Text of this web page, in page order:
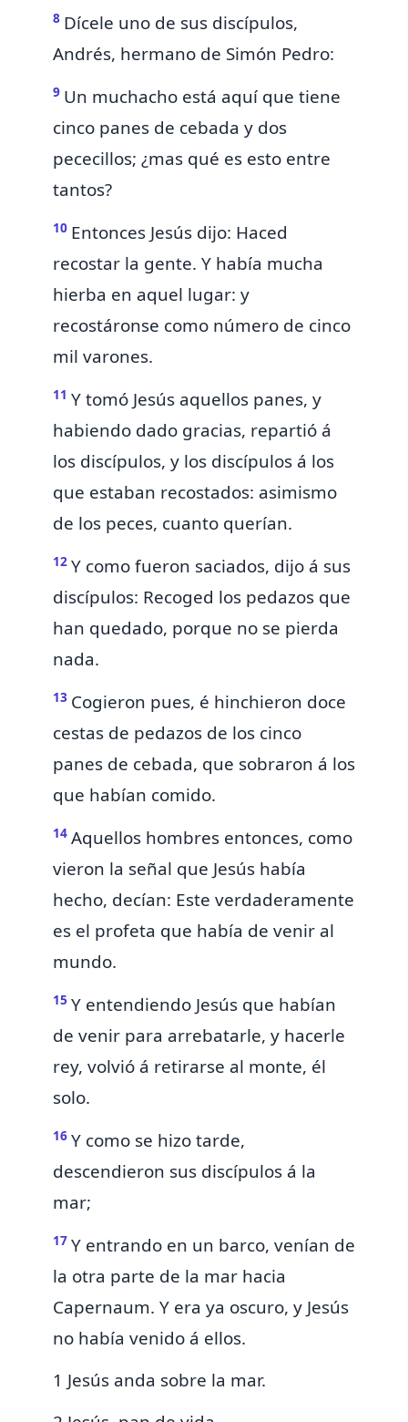
8 Dícele uno de sus discípulos,
Andrés, hermano de Simón Pedro:
9 Un muchacho está aquí que tiene
cinco panes de cebada y dos
pececillos; ¿mas qué es esto entre
tantos?
10 Entonces Jesús dijo: Haced
recostar la gente. Y había mucha
hierba en aquel lugar: y
recostáronse como número de cinco
mil varones.
11 Y tomó Jesús aquellos panes, y
habiendo dado gracias, repartió á
los discípulos, y los discípulos á los
que estaban recostados: asimismo
de los peces, cuanto querían.
12 Y como fueron saciados, dijo á sus
discípulos: Recoged los pedazos que
han quedado, porque no se pierda
nada.
13 Cogieron pues, é hinchieron doce
cestas de pedazos de los cinco
panes de cebada, que sobraron á los
que habían comido.
14 Aquellos hombres entonces, como
vieron la señal que Jesús había
hecho, decían: Este verdaderamente
es el profeta que había de venir al
mundo.
15 Y entendiendo Jesús que habían
de venir para arrebatarle, y hacerle
rey, volvió á retirarse al monte, él
solo.
16 Y como se hizo tarde,
descendieron sus discípulos á la
mar;
17 Y entrando en un barco, venían de
la otra parte de la mar hacia
Capernaum. Y era ya oscuro, y Jesús
no había venido á ellos.
1 Jesús anda sobre la mar.